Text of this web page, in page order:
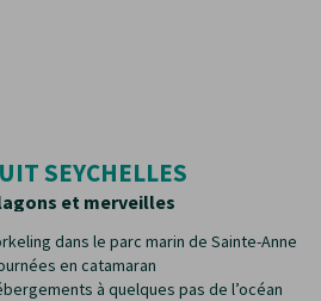
SEYCHELLES
et merveilles
dans le parc marin de Sainte-Anne
en catamaran
à quelques pas de l’océan